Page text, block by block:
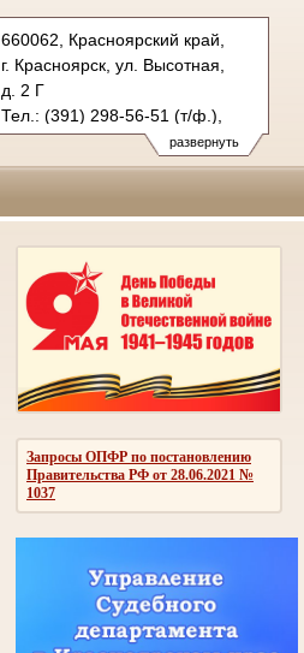
развернуть
660062, Красноярский край,
г. Красноярск, ул. Высотная,
д. 2 Г
Тел.: (391) 298-56-51 (т/ф.),
(391) 246-25-03
oktyabr.krk@sudrf.ru
Запросы ОПФР по постановлению
Правительства РФ от 28.06.2021 №
1037